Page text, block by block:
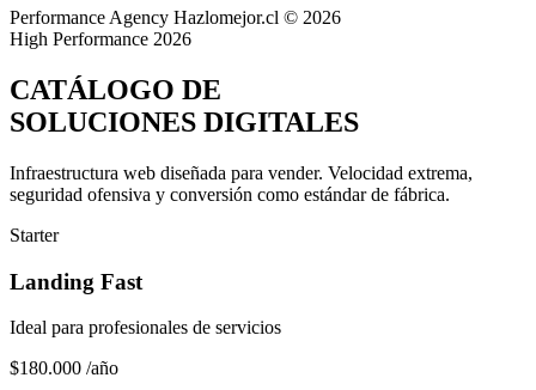
Performance Agency Hazlomejor.cl © 2026
High Performance 2026
CATÁLOGO DE
SOLUCIONES DIGITALES
Infraestructura web diseñada para vender. Velocidad extrema,
seguridad ofensiva y conversión como estándar de fábrica.
Starter
Landing Fast
Ideal para profesionales de servicios
$180.000 /año